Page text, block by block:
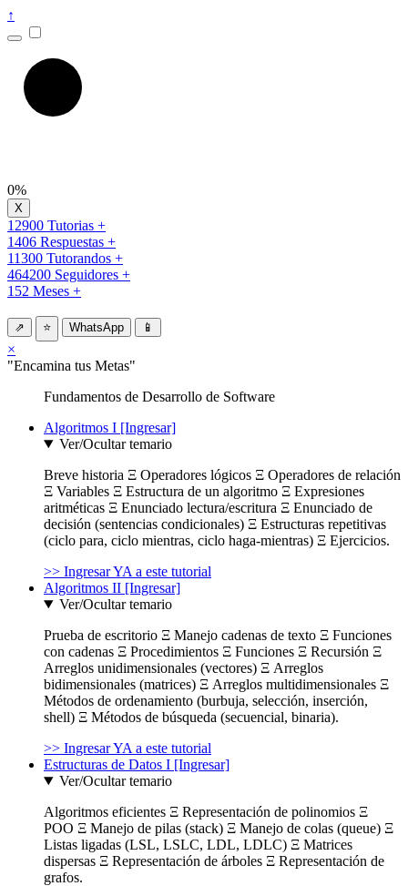
↑
0%
12900 Tutorias +
1406 Respuestas +
11300 Tutorandos +
464200 Seguidores +
152 Meses +
⇗ ⭐ WhatsApp 📱
×
"Encamina tus Metas"
Fundamentos de Desarrollo de Software
Algoritmos I [Ingresar]
Ver/Ocultar temario
Breve historia Ξ Operadores lógicos Ξ Operadores de relación
Ξ Variables Ξ Estructura de un algoritmo Ξ Expresiones
aritméticas Ξ Enunciado lectura/escritura Ξ Enunciado de
decisión (sentencias condicionales) Ξ Estructuras repetitivas
(ciclo para, ciclo mientras, ciclo haga-mientras) Ξ Ejercicios.
>> Ingresar YA a este tutorial
Algoritmos II [Ingresar]
Ver/Ocultar temario
Prueba de escritorio Ξ Manejo cadenas de texto Ξ Funciones
con cadenas Ξ Procedimientos Ξ Funciones Ξ Recursión Ξ
Arreglos unidimensionales (vectores) Ξ Arreglos
bidimensionales (matrices) Ξ Arreglos multidimensionales Ξ
Métodos de ordenamiento (burbuja, selección, inserción,
shell) Ξ Métodos de búsqueda (secuencial, binaria).
>> Ingresar YA a este tutorial
Estructuras de Datos I [Ingresar]
Ver/Ocultar temario
Algoritmos eficientes Ξ Representación de polinomios Ξ
POO Ξ Manejo de pilas (stack) Ξ Manejo de colas (queue) Ξ
Listas ligadas (LSL, LSLC, LDL, LDLC) Ξ Matrices
dispersas Ξ Representación de árboles Ξ Representación de
grafos.